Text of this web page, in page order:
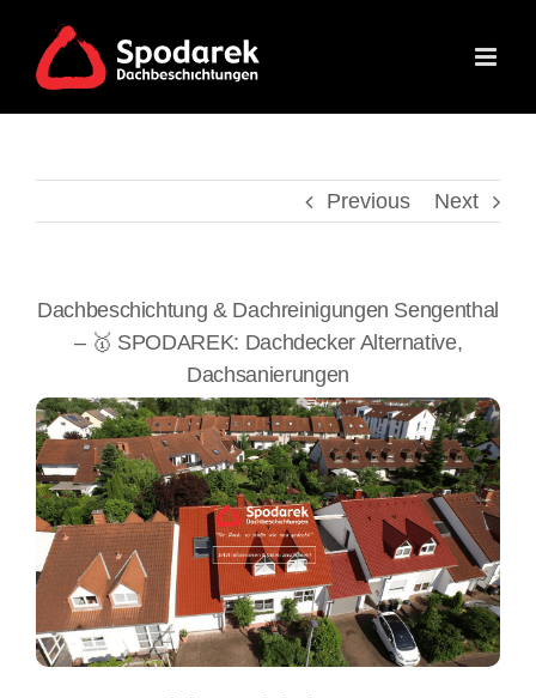
content
Previous Next
Dachbeschichtung & Dachreinigungen Sengenthal
– 🥇 SPODAREK: Dachdecker Alternative,
Dachsanierungen